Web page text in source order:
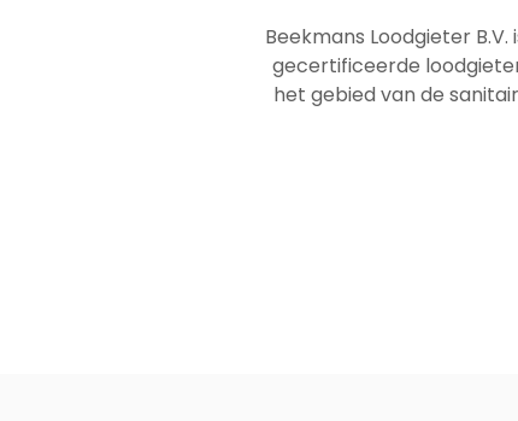
Beekmans Loodgieter
gecertificeerde
het gebied van de